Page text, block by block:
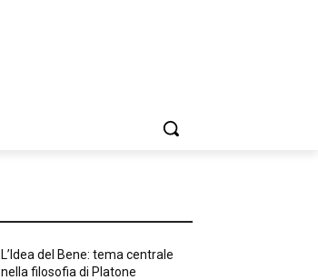
L’Idea del Bene: tema centrale
nella filosofia di Platone